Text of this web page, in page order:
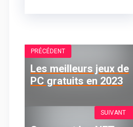
PRÉCÉDENT
Les meilleurs jeux de
PC gratuits en 2023
SUIVANT